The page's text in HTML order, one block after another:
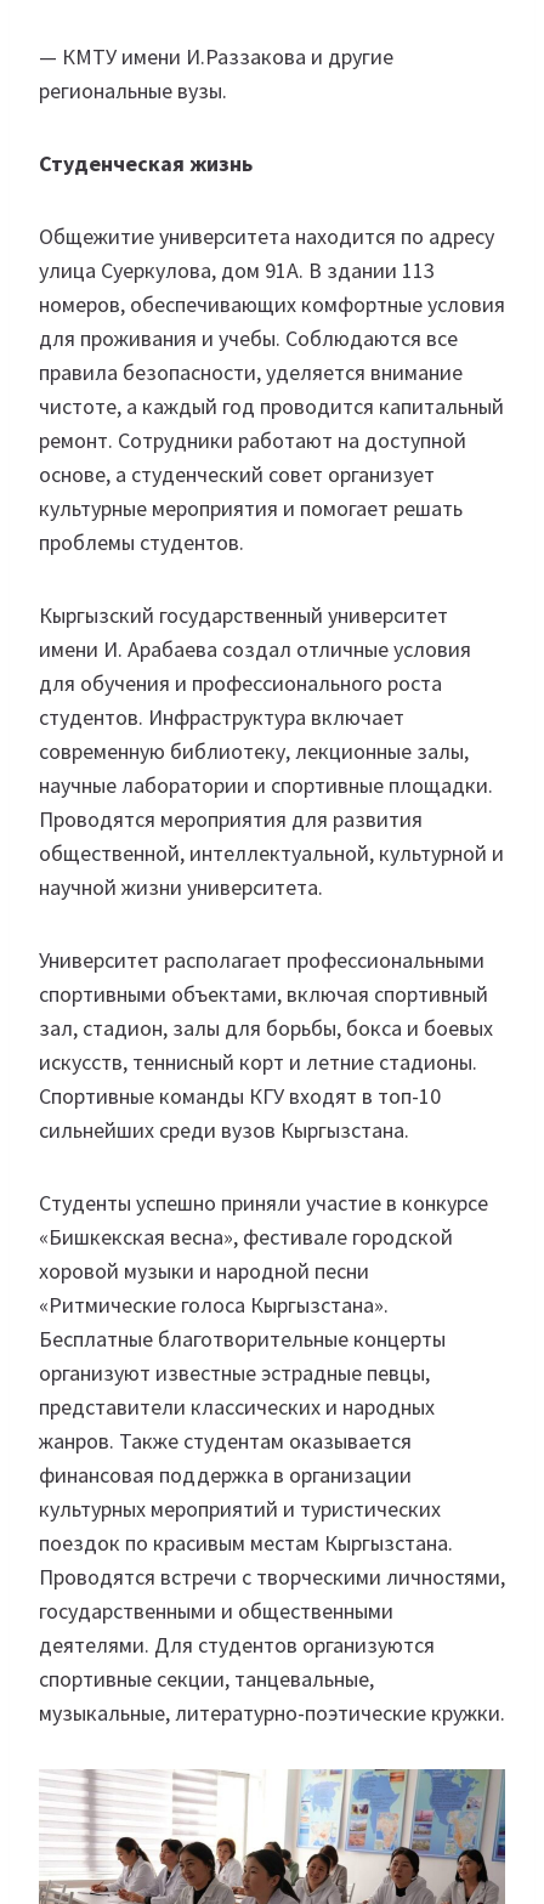
— КМТУ имени И.Раззакова и другие
региональные вузы.
Студенческая жизнь
Общежитие университета находится по адресу
улица Суеркулова, дом 91А. В здании 113
номеров, обеспечивающих комфортные условия
для проживания и учебы. Соблюдаются все
правила безопасности, уделяется внимание
чистоте, а каждый год проводится капитальный
ремонт. Сотрудники работают на доступной
основе, а студенческий совет организует
культурные мероприятия и помогает решать
проблемы студентов.
Кыргызский государственный университет
имени И. Арабаева создал отличные условия
для обучения и профессионального роста
студентов. Инфраструктура включает
современную библиотеку, лекционные залы,
научные лаборатории и спортивные площадки.
Проводятся мероприятия для развития
общественной, интеллектуальной, культурной и
научной жизни университета.
Университет располагает профессиональными
спортивными объектами, включая спортивный
зал, стадион, залы для борьбы, бокса и боевых
искусств, теннисный корт и летние стадионы.
Спортивные команды КГУ входят в топ-10
сильнейших среди вузов Кыргызстана.
Студенты успешно приняли участие в конкурсе
«Бишкекская весна», фестивале городской
хоровой музыки и народной песни
«Ритмические голоса Кыргызстана».
Бесплатные благотворительные концерты
организуют известные эстрадные певцы,
представители классических и народных
жанров. Также студентам оказывается
финансовая поддержка в организации
культурных мероприятий и туристических
поездок по красивым местам Кыргызстана.
Проводятся встречи с творческими личностями,
государственными и общественными
деятелями. Для студентов организуются
спортивные секции, танцевальные,
музыкальные, литературно-поэтические кружки.